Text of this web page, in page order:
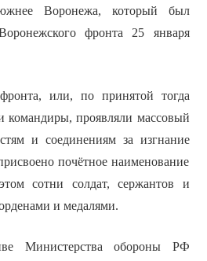
Воронежа, который был
фронта 25 января
или, по принятой тогда
командиры, проявляли массовый
и соединениям за изгнание
почётное наименование
сотни солдат, сержантов и
и медалями.
Министерства обороны РФ